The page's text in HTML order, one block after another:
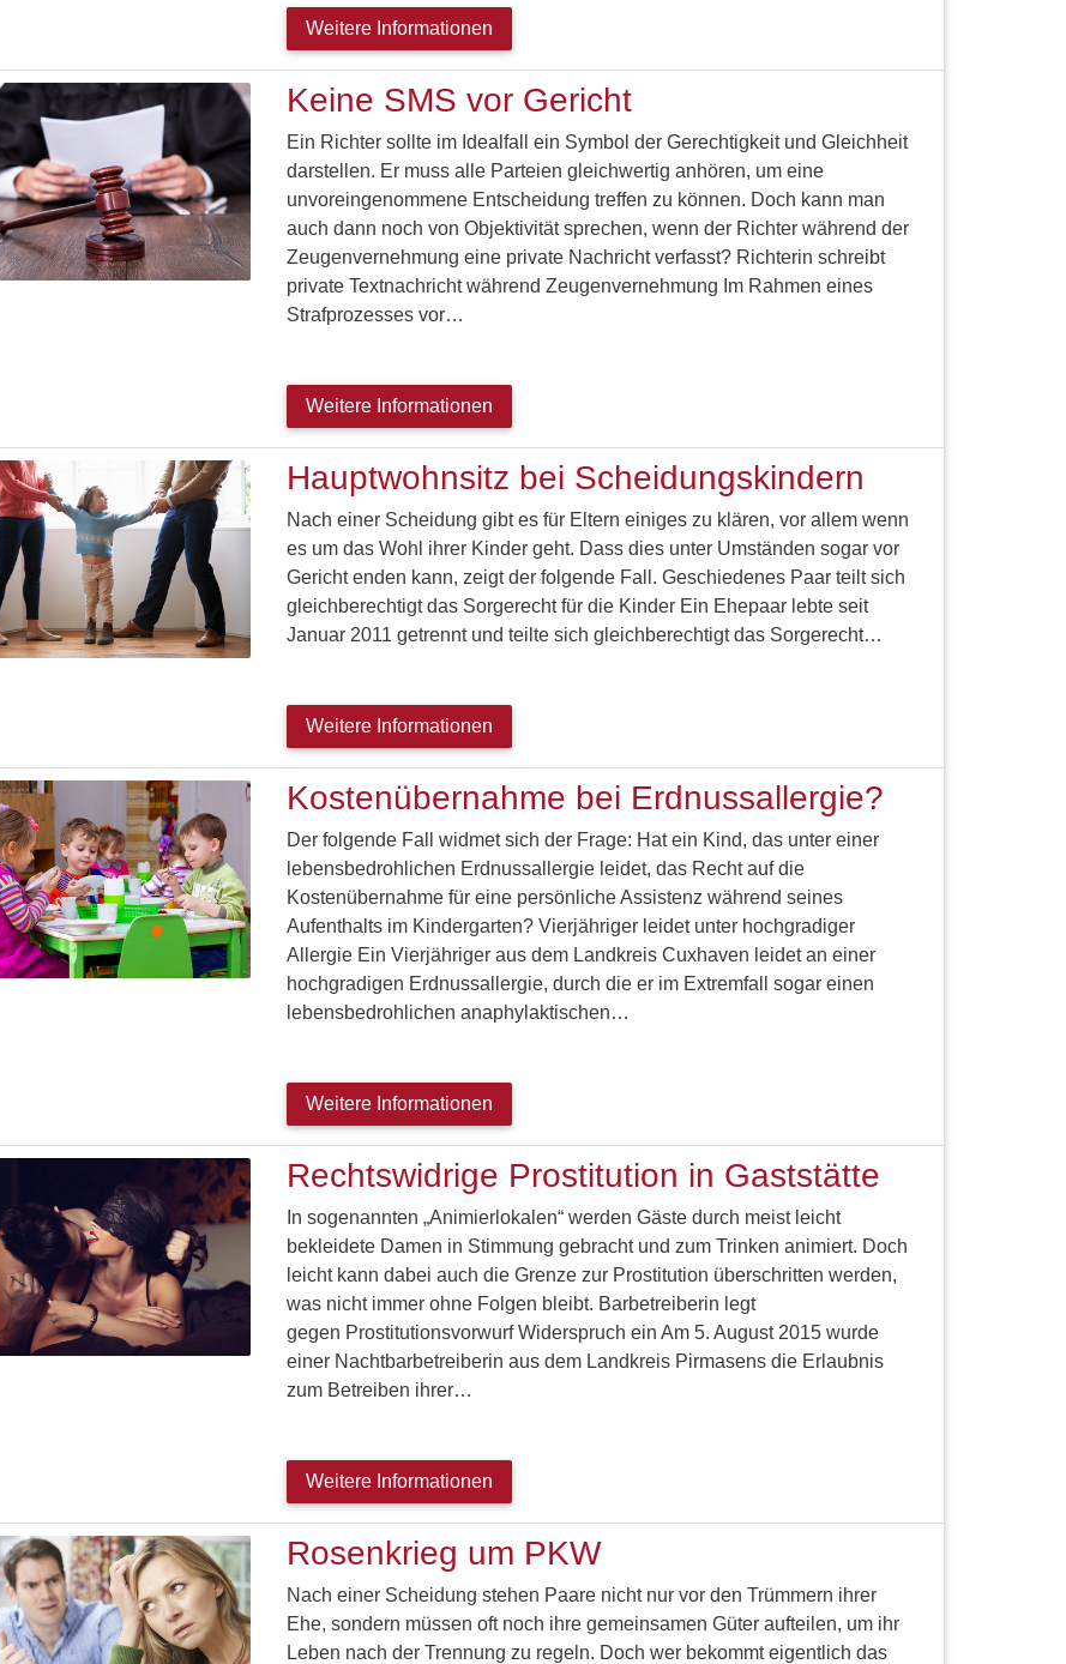
Weitere Informationen
Keine SMS vor Gericht
Ein Richter sollte im Idealfall ein Symbol der Gerechtigkeit und Gleichheit
darstellen. Er muss alle Parteien gleichwertig anhören, um eine
unvoreingenommene Entscheidung treffen zu können. Doch kann man
auch dann noch von Objektivität sprechen, wenn der Richter während der
Zeugenvernehmung eine private Nachricht verfasst? Richterin schreibt
private Textnachricht während Zeugenvernehmung Im Rahmen eines
Strafprozesses vor…
Weitere Informationen
Hauptwohnsitz bei Scheidungskindern
Nach einer Scheidung gibt es für Eltern einiges zu klären, vor allem wenn
es um das Wohl ihrer Kinder geht. Dass dies unter Umständen sogar vor
Gericht enden kann, zeigt der folgende Fall. Geschiedenes Paar teilt sich
gleichberechtigt das Sorgerecht für die Kinder Ein Ehepaar lebte seit
Januar 2011 getrennt und teilte sich gleichberechtigt das Sorgerecht…
Weitere Informationen
Kostenübernahme bei Erdnussallergie?
Der folgende Fall widmet sich der Frage: Hat ein Kind, das unter einer
lebensbedrohlichen Erdnussallergie leidet, das Recht auf die
Kostenübernahme für eine persönliche Assistenz während seines
Aufenthalts im Kindergarten? Vierjähriger leidet unter hochgradiger
Allergie Ein Vierjähriger aus dem Landkreis Cuxhaven leidet an einer
hochgradigen Erdnussallergie, durch die er im Extremfall sogar einen
lebensbedrohlichen anaphylaktischen…
Weitere Informationen
Rechtswidrige Prostitution in Gaststätte
In sogenannten „Animierlokalen“ werden Gäste durch meist leicht
bekleidete Damen in Stimmung gebracht und zum Trinken animiert. Doch
leicht kann dabei auch die Grenze zur Prostitution überschritten werden,
was nicht immer ohne Folgen bleibt. Barbetreiberin legt
gegen Prostitutionsvorwurf Widerspruch ein Am 5. August 2015 wurde
einer Nachtbarbetreiberin aus dem Landkreis Pirmasens die Erlaubnis
zum Betreiben ihrer…
Weitere Informationen
Rosenkrieg um PKW
Nach einer Scheidung stehen Paare nicht nur vor den Trümmern ihrer
Ehe, sondern müssen oft noch ihre gemeinsamen Güter aufteilen, um ihr
Leben nach der Trennung zu regeln. Doch wer bekommt eigentlich das